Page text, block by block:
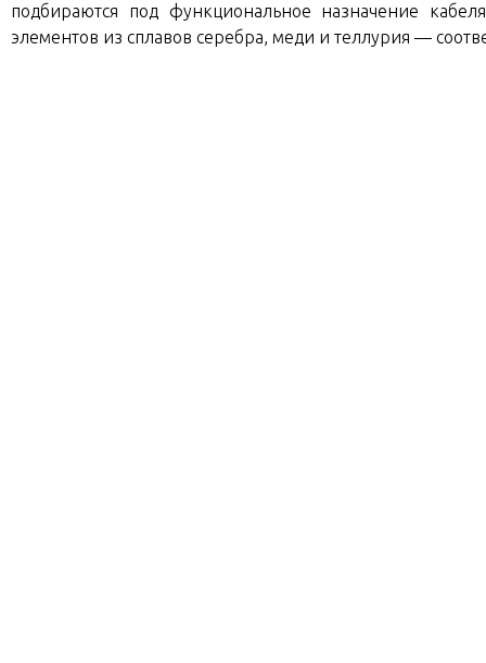
подбираются под функциональное назначение
элементов из сплавов серебра, меди и теллурия —